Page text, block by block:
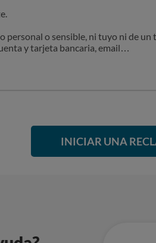
personal o sensible, ni tuyo ni de
y tarjeta bancaria, email…
INICIAR UNA